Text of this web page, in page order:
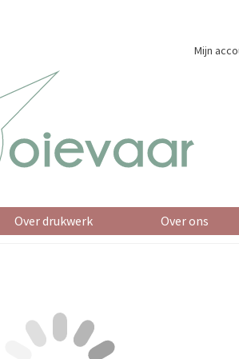
Mijn
Over drukwerk Over ons